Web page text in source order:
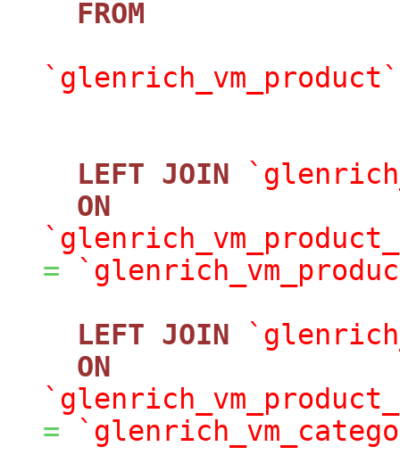
FROM
`glenrich_vm_product`
LEFT JOIN
ON
=
LEFT JOIN
ON
=